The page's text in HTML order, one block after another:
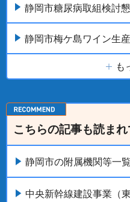
静岡市糖尿病取組検討
静岡市梅ケ島ワイン生
も
こちらの記事も読まれ
静岡市の附属機関等一覧
中央新幹線建設事業（